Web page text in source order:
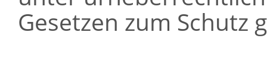
Gesetzen zum Schutz